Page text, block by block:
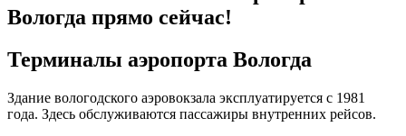
Вологда прямо сейчас!
Терминалы аэропорта Вологда
Здание вологодского аэровокзала эксплуатируется с 1981
года. Здесь обслуживаются пассажиры внутренних рейсов.